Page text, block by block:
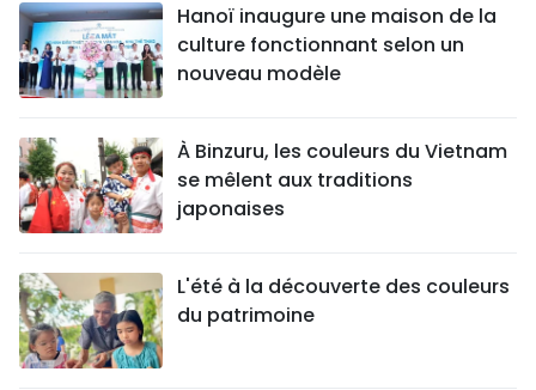
Hanoï inaugure une maison de la
culture fonctionnant selon un
nouveau modèle
À Binzuru, les couleurs du Vietnam
se mêlent aux traditions
japonaises
L'été à la découverte des couleurs
du patrimoine